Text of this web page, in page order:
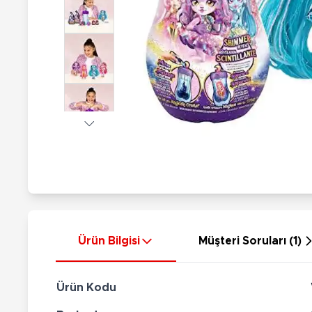
Hayvan Figürler
Çeşitli Figürler
Koleksiyon Figürler
Elektronik Ürünler
Nerf
Silahlar
Silah Setleri
Kılıç Setleri
Ok Setleri
Ürün Bilgisi Müşteri Soruları (1)
Ürün Kodu